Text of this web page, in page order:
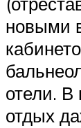
новыми
отели. В
отдых